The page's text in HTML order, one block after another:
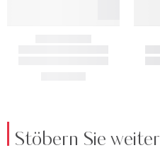
Stöbern Sie weiter